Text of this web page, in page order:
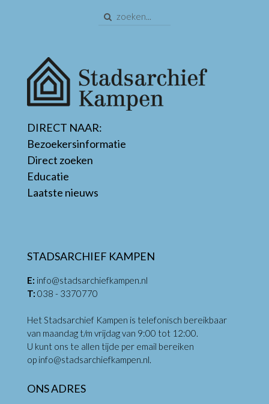
DIRECT NAAR:
Bezoekersinformatie
Direct zoeken
Educatie
Laatste nieuws
STADSARCHIEF KAMPEN
E: info@stadsarchiefkampen.nl
T: 038 - 3370770
Het Stadsarchief Kampen is telefonisch bereikbaar
van maandag t/m vrijdag van 9:00 tot 12:00.
U kunt ons te allen tijde per email bereiken
op info@stadsarchiefkampen.nl
ONS ADRES